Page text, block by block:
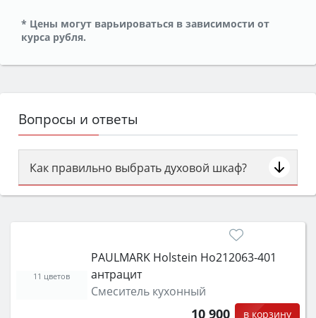
* Цены могут варьироваться в зависимости от
курса рубля.
Вопросы и ответы
Как правильно выбрать духовой шкаф?
Сначала определитесь с типом (газовый или
затем смотрите на объём 50–70 л для семьи,
функции (конвекция, гриль, самоочистка,
защита от детей).
PAULMARK Holstein Ho212063-401
антрацит
Смеситель кухонный
10 900 в корзину
11 цветов